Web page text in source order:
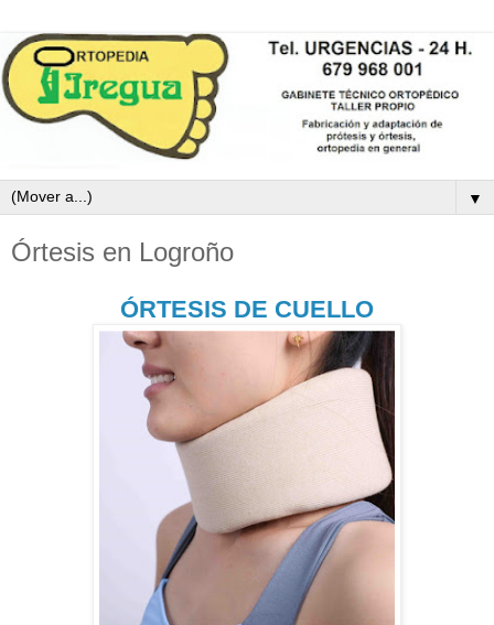
▼
Órtesis en Logroño
ÓRTESIS DE CUELLO